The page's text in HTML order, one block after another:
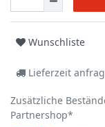
Wunschliste
Lieferzeit
Zusätzliche
Partnershop*